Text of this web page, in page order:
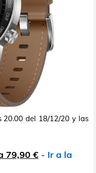
20.00 del 18/12/20 y las
79,90 € - Ir a la